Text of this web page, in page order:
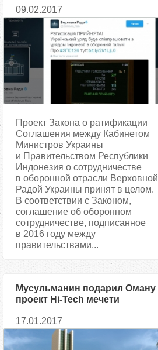
ратифицировано Верховной
Радой
09.02.2017
Проект Закона о ратификации
Соглашения между Кабинетом
Министров Украины
и Правительством Республики
Индонезия о сотрудничестве
в оборонной отрасли Верховной
Радой Украины принят в целом.
В соответствии с Законом,
соглашение об оборонном
сотрудничестве, подписанное
в 2016 году между
правительствами...
Мусульманин подарил Оману
проект Hi-Tech мечети
17.01.2017